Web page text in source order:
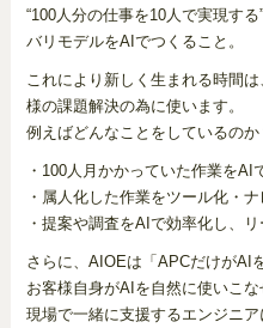
“100人分の仕事を10人で実現す
バリモデルをAIでつくること。
これにより新しく生まれる時間
様の課題解決の為に使います。
例えばどんなことをしているのか
・100人月かかっていた作業をAI
・属人化した作業をツール化・
・提案や調査をAIで効率化し、
さらに、AIOEは「APCだけがAI
お客様自身がAIを自然に使いこな
現場で一緒に支援するエンジニ